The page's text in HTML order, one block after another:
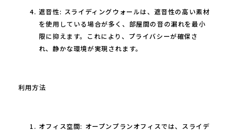
遮音性: スライディングウォールは、遮音性の高い素材
を使用している場合が多く、部屋間の音の漏れを最小
限に抑えます。これにより、プライバシーが確保さ
れ、静かな環境が実現されます。
利用方法
オフィス空間: オープンプランオフィスでは、スライデ